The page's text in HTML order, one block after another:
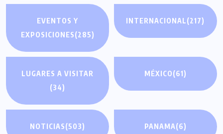
EVENTOS Y
EXPOSICIONES(285)
INTERNACIONAL(217)
LUGARES A VISITAR
(34)
MÉXICO(61)
NOTICIAS(503) PANAMA(6)